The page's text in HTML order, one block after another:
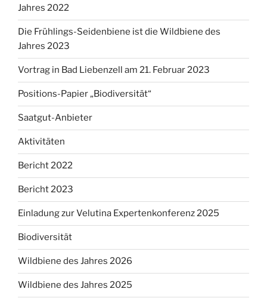
Jahres 2022
Die Frühlings-Seidenbiene ist die Wildbiene des
Jahres 2023
Vortrag in Bad Liebenzell am 21. Februar 2023
Positions-Papier „Biodiversität“
Saatgut-Anbieter
Aktivitäten
Bericht 2022
Bericht 2023
Einladung zur Velutina Expertenkonferenz 2025
Biodiversität
Wildbiene des Jahres 2026
Wildbiene des Jahres 2025